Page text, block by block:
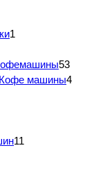
1
53
Кофе машины4
11